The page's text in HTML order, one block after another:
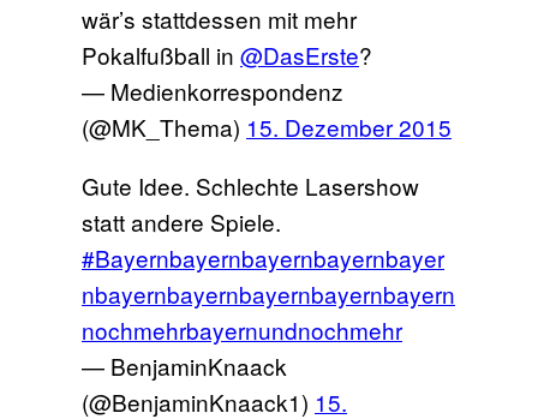
wär’s stattdessen mit mehr
Pokalfußball in @DasErste?
— Medienkorrespondenz
(@MK_Thema) 15. Dezember 2015
Gute Idee. Schlechte Lasershow
statt andere Spiele.
#Bayernbayernbayernbayernbayer
nbayernbayernbayernbayernbayern
nochmehrbayernundnochmehr
— BenjaminKnaack
(@BenjaminKnaack1) 15.